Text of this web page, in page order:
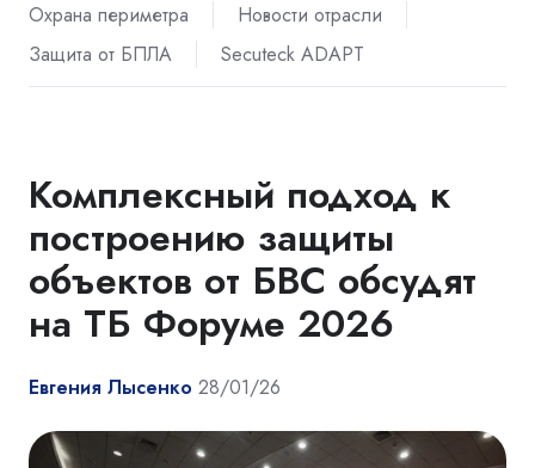
Охрана периметра
Новости отрасли
Защита от БПЛА
Secuteck ADAPT
Комплексный подход к
построению защиты
объектов от БВС обсудят
на ТБ Форуме 2026
Евгения Лысенко 28/01/26